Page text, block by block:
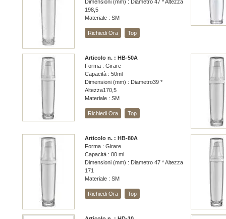
Dimensioni (mm) : Diametro 47 * Altezza
198,5
Materiale : SM
Richiedi Ora Top
Articolo n. : HB-50A
Forma : Girare
Capacità : 50ml
Dimensioni (mm) : Diametro39 *
Altezza170,5
Materiale : SM
Richiedi Ora Top
Articolo n. : HB-80A
Forma : Girare
Capacità : 80 ml
Dimensioni (mm) : Diametro 47 * Altezza
171
Materiale : SM
Richiedi Ora Top